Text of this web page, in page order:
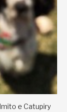
e Catupiry